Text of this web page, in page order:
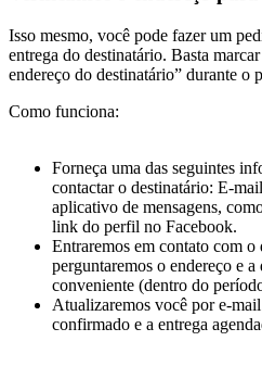
Isso mesmo, você pode fazer um
entrega do destinatário. Basta
endereço do destinatário” durante o
Como funciona:
Forneça uma das seguintes
contactar o destinatário: E-
aplicativo de mensagens,
link do perfil no Facebook.
Entraremos em contato com o
perguntaremos o endereço e a
conveniente (dentro do
Atualizaremos você por e-
confirmado e a entrega